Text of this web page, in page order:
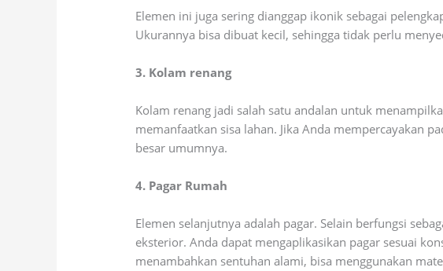
Elemen ini juga sering dianggap ikonik sebagai
Ukurannya bisa dibuat kecil, sehingga tidak perlu
3. Kolam renang
Kolam renang jadi salah satu andalan untuk
memanfaatkan sisa lahan. Jika Anda mempercayakan
besar umumnya.
4. Pagar Rumah
Elemen selanjutnya adalah pagar. Selain berfungsi
eksterior. Anda dapat mengaplikasikan pagar sesuai
menambahkan sentuhan alami, bisa menggunakan